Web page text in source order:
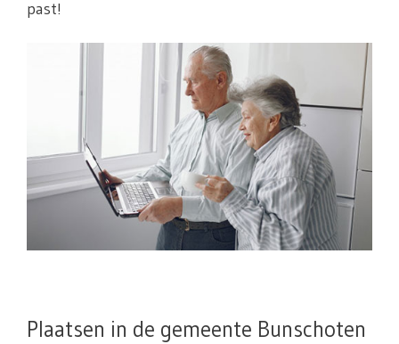
past!
Plaatsen in de gemeente Bunschoten